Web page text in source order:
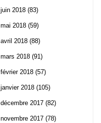
juin 2018 (83)
mai 2018 (59)
avril 2018 (88)
mars 2018 (91)
février 2018 (57)
janvier 2018 (105)
décembre 2017 (82)
novembre 2017 (78)